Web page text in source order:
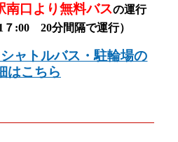
南口より無料バスの運行
７:00 20分間隔で運行）
ャトルバス・駐輪場の
はこちら